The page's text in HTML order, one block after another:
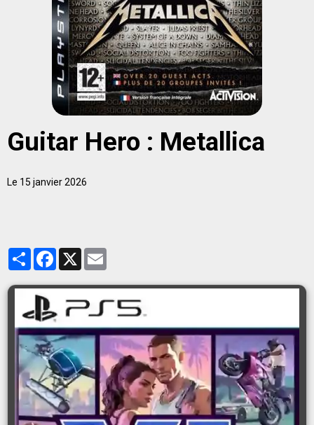
Guitar Hero : Metallica
Le 15 janvier 2026
PartagerFacebook
X